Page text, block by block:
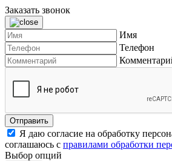
Заказать звонок
Имя
Телефон
Я даю согласие на обработку
соглашаюсь с правилами обработки
Выбор опций